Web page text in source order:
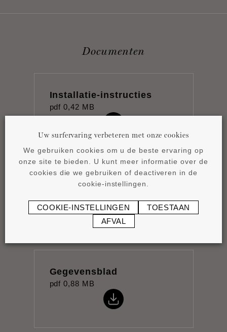
Documenten
Installatie-instructies
pdf 0,42 MB
Product overview
Gegevensblad
pdf 0,88 MB
Uw surfervaring verbeteren met onze cookies
We gebruiken cookies om u de beste ervaring op
onze site te bieden. U kunt meer informatie over de
cookies die we gebruiken of deactiveren in de
cookie-instellingen.
COOKIE-INSTELLINGEN
TOESTAAN
AFVAL